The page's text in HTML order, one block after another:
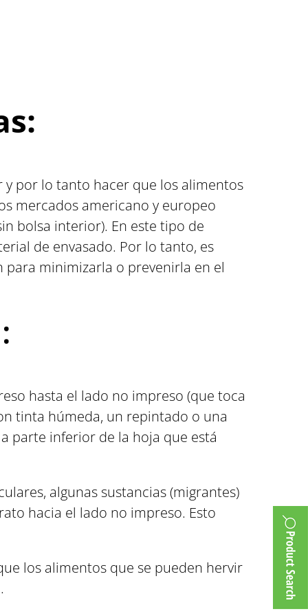
y por lo tanto hacer que los alimentos
mercados americano y europeo
bolsa interior). En este tipo de
de envasado. Por lo tanto, es
minimizarla o prevenirla en el
hasta el lado no impreso (que toca
tinta húmeda, un repintado o una
parte inferior de la hoja que está
algunas sustancias (migrantes)
hacia el lado no impreso. Esto
los alimentos que se pueden hervir